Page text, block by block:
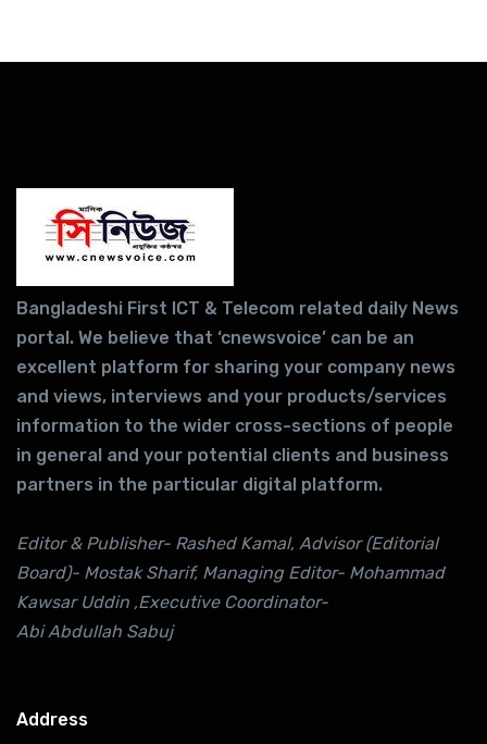
Bangladeshi First ICT & Telecom related daily News
portal. We believe that ‘cnewsvoice’ can be an
excellent platform for sharing your company news
and views, interviews and your products/services
information to the wider cross-sections of people
in general and your potential clients and business
partners in the particular digital platform.
Editor & Publisher- Rashed Kamal, Advisor (Editorial
Board)- Mostak Sharif, Managing Editor- Mohammad
Kawsar Uddin ,Executive Coordinator-
Abi Abdullah Sabuj
Address